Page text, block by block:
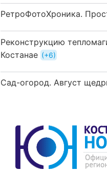
РетроФотоХроника.
Реконструкцию
Костанае
+6
Сад-огород. Август